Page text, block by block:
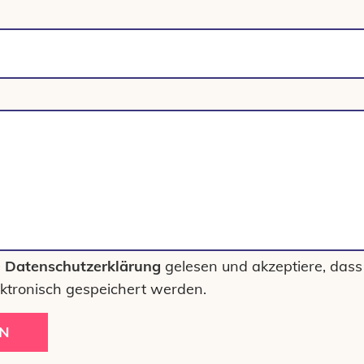
Datenschutzerklärung gelesen und akzeptiere, dass
gespeichert werden.